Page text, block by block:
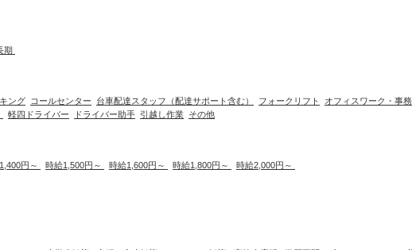
期
ング コールセンター 台車配達スタッフ（配達サポート含む） フォークリフト オフィスワーク・事務
軽四ドライバー ドライバー助手 引越し作業 その他
円～ 時給1,500円～ 時給1,600円～ 時給1,800円～ 時給2,000円～